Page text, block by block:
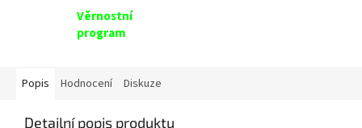
Věrnostní
program
Popis Hodnocení Diskuze
Detailní popis produktu